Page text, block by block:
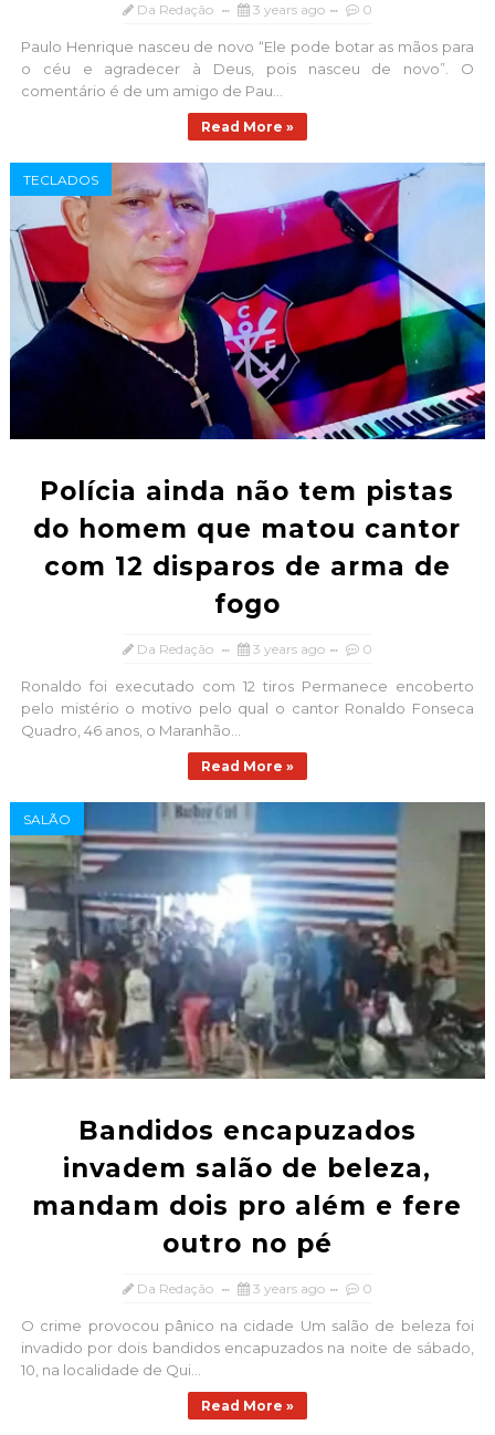
Da Redação 3 years ago 0
Paulo Henrique nasceu de novo “Ele pode botar as mãos para
o céu e agradecer à Deus, pois nasceu de novo”. O
comentário é de um amigo de Pau...
Read More »
TECLADOS
Polícia ainda não tem pistas
do homem que matou cantor
com 12 disparos de arma de
fogo
Da Redação 3 years ago 0
Ronaldo foi executado com 12 tiros Permanece encoberto
pelo mistério o motivo pelo qual o cantor Ronaldo Fonseca
Quadro, 46 anos, o Maranhão...
Read More »
SALÃO
Bandidos encapuzados
invadem salão de beleza,
mandam dois pro além e fere
outro no pé
Da Redação 3 years ago 0
O crime provocou pânico na cidade Um salão de beleza foi
invadido por dois bandidos encapuzados na noite de sábado,
10, na localidade de Qui...
Read More »